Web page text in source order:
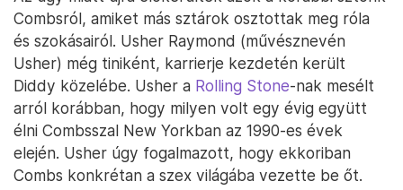
Combsról, amiket más sztárok osztottak meg róla
és szokásairól. Usher Raymond (művésznevén
Usher) még tiniként, karrierje kezdetén került
Diddy közelébe. Usher a Rolling Stone-nak mesélt
arról korábban, hogy milyen volt egy évig együtt
élni Combsszal New Yorkban az 1990-es évek
elején. Usher úgy fogalmazott, hogy ekkoriban
Combs konkrétan a szex világába vezette be őt.